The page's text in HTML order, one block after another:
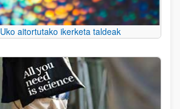
aitortutako ikerketa taldeak